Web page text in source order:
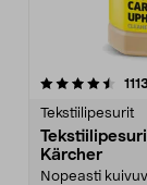
1113
Tekstiilipesurit
Kärcher
Nopeasti
4.5